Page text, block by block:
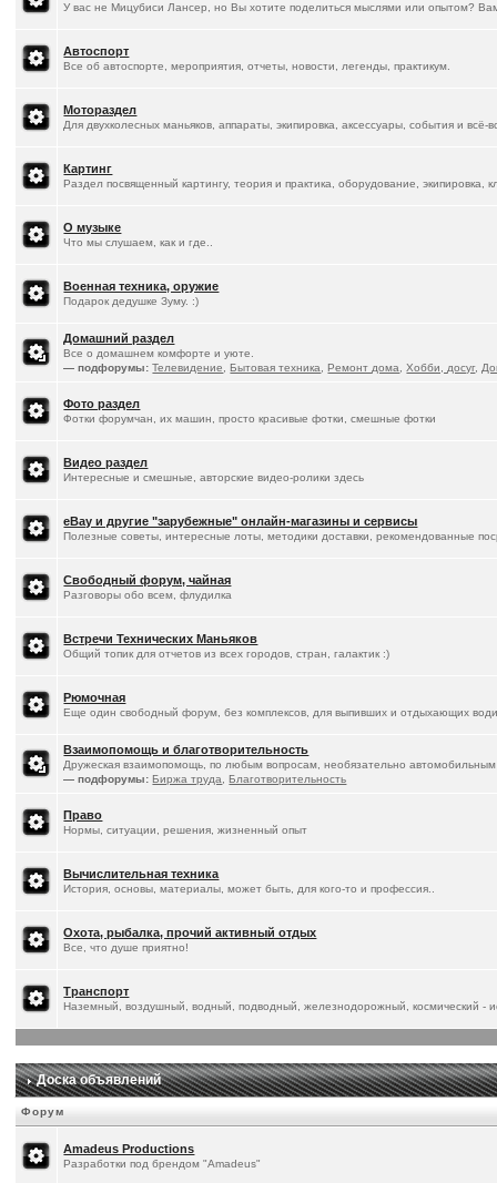
У вас не Мицубиси Лансер, но Вы хотите поделиться мыслями или опытом?
Автоспорт
Все об автоспорте, мероприятия, отчеты, новости, легенды, практикум.
Мотораздел
Для двухколесных маньяков, аппараты, экипировка, аксессуары, события и
Картинг
Раздел посвященный картингу, теория и практика, оборудование, экипировка,
О музыке
Что мы слушаем, как и где..
Военная техника, оружие
Подарок дедушке Зуму. :)
Домашний раздел
Все о домашнем комфорте и уюте.
— подфорумы: Телевидение ,Бытовая техника ,Ремонт дома ,Хобби, досуг,
Фото раздел
Фотки форумчан, их машин, просто красивые фотки, смешные фотки
Видео раздел
Интересные и смешные, авторские видео-ролики здесь
eBay и другие "зарубежные" онлайн-магазины и сервисы
Полезные советы, интересные лоты, методики доставки, рекомендованные
Свободный форум, чайная
Разговоры обо всем, флудилка
Встречи Технических Маньяков
Общий топик для отчетов из всех городов, стран, галактик :)
Рюмочная
Еще один свободный форум, без комплексов, для выпивших и отдыхающих
Взаимопомощь и благотворительность
Дружеская взаимопомощь, по любым вопросам, необязательно автомобильным
— подфорумы: Биржа труда ,Благотворительность
Право
Нормы, ситуации, решения, жизненный опыт
Вычислительная техника
История, основы, материалы, может быть, для кого-то и профессия..
Охота, рыбалка, прочий активный отдых
Все, что душе приятно!
Транспорт
Наземный, воздушный, водный, подводный, железнодорожный, космический -
Доска объявлений
Форум
Amadeus Productions
Разработки под брендом "Amadeus"